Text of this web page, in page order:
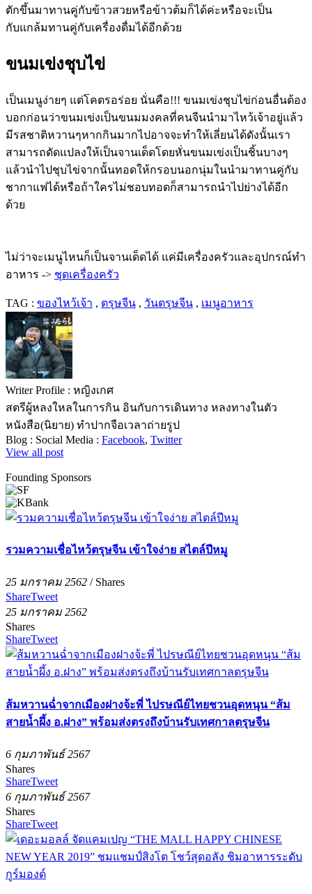
ตักขึ้นมาทานคู่กับข้าวสวยหรือข้าวต้มก็ได้ค่ะหรือจะเป็น
กับแกล้มทานคู่กับเครื่องดื่มได้อีกด้วย
ขนมเข่งชุบไข่
เป็นเมนูง่ายๆ แต่โคตรอร่อย นั่นคือ!!! ขนมเข่งชุบไข่ก่อนอื่นต้อง
บอกก่อนว่าขนมเข่งเป็นขนมมงคลที่คนจีนนำมาไหว้เจ้าอยู่แล้ว
มีรสชาติหวานๆหากกินมากไปอาจจะทำให้เลี่ยนได้ดังนั้นเรา
สามารถดัดแปลงให้เป็นจานเด็ดโดยหั่นขนมเข่งเป็นชิ้นบางๆ
แล้วนำไปชุบไข่จากนั้นทอดให้กรอบนอกนุ่มในนำมาทานคู่กับ
ชากาแฟได้หรือถ้าใครไม่ชอบทอดก็สามารถนำไปย่างได้อีก
ด้วย
ไม่ว่าจะเมนูไหนก็เป็นจานเด็ดได้ แค่มีเครื่องครัวและอุปกรณ์ทำ
อาหาร -> ชุดเครื่องครัว
TAG : ของไหว้เจ้า , ตรุษจีน , วันตรุษจีน , เมนูอาหาร
Writer Profile : หญิงเกศ
สตรีผู้หลงใหลในการกิน อินกับการเดินทาง หลงทางในตัว
หนังสือ(นิยาย) ทำปากจือเวลาถ่ายรูป
Blog : Social Media : Facebook, Twitter
View all post
Founding Sponsors
รวมความเชื่อไหว้ตรุษจีน เข้าใจง่าย สไตล์ปีหมู
25 มกราคม 2562 / Shares
ShareTweet
25 มกราคม 2562
Shares
ShareTweet
ส้มหวานฉ่ำจากเมืองฝางจ้ะพี่ ไปรษณีย์ไทยชวนอุดหนุน “ส้ม
สายน้ำผึ้ง อ.ฝาง” พร้อมส่งตรงถึงบ้านรับเทศกาลตรุษจีน
6 กุมภาพันธ์ 2567
Shares
ShareTweet
6 กุมภาพันธ์ 2567
Shares
ShareTweet